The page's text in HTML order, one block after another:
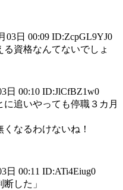
03日 00:09 ID:ZcpGL9YJ0
資格なんてないでしょ
日 00:10 ID:JlCfBZ1w0
追いやっても停職３カ月
なるわけないね！
日 00:11 ID:ATi4Eiug0
した」